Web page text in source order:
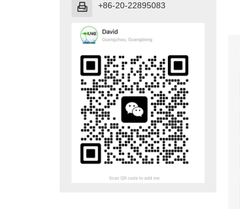
 +86-20-22895083